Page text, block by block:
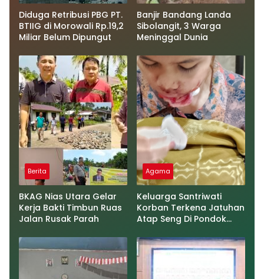
Diduga Retribusi PBG PT.
BTIIG di Morowali Rp.19,2
Miliar Belum Dipungut
Banjir Bandang Landa
Sibolangit, 3 Warga
Meninggal Dunia
Berita
BKAG Nias Utara Gelar
Kerja Bakti Timbun Ruas
Jalan Rusak Parah
Agama
Keluarga Santriwati
Korban Terkena Jatuhan
Atap Seng Di Pondok
Minta Pengelola Ponpes
Jangan Abai dan harus
Bertanggung Jawab